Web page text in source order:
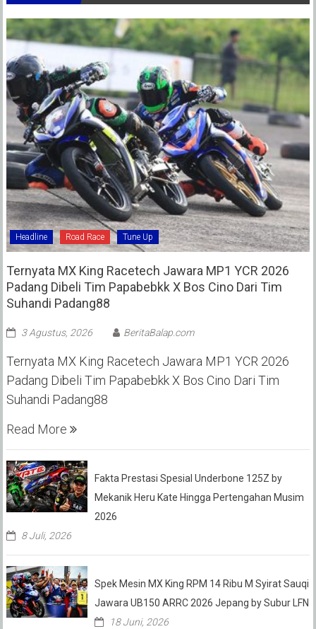
Headline Road Race Tune Up
Ternyata MX King Racetech Jawara MP1 YCR 2026
Padang Dibeli Tim Papabebkk X Bos Cino Dari Tim
Suhandi Padang88
3 Agustus, 2026 BeritaBalap.com
Ternyata MX King Racetech Jawara MP1 YCR 2026
Padang Dibeli Tim Papabebkk X Bos Cino Dari Tim
Suhandi Padang88
Read More
Fakta Prestasi Spesial Underbone 125Z by
Mekanik Heru Kate Hingga Pertengahan Musim
2026
8 Juli, 2026
Spek Mesin MX King RPM 14 Ribu M Syirat Sauqi
Jawara UB150 ARRC 2026 Jepang by Subur LFN
18 Juni, 2026